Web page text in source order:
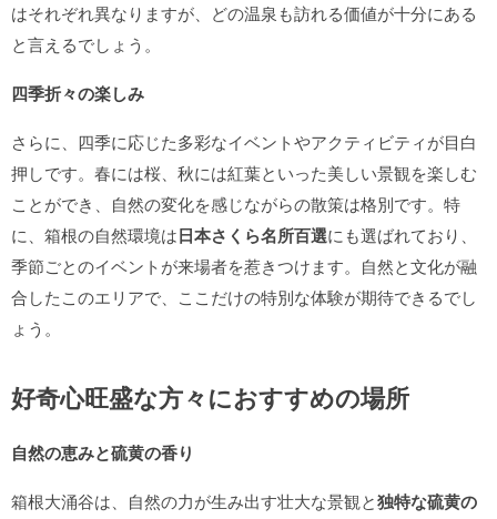
はそれぞれ異なりますが、どの温泉も訪れる価値が十分にある
と言えるでしょう。
四季折々の楽しみ
さらに、四季に応じた多彩なイベントやアクティビティが目白
押しです。春には桜、秋には紅葉といった美しい景観を楽しむ
ことができ、自然の変化を感じながらの散策は格別です。特
に、箱根の自然環境は日本さくら名所百選にも選ばれており、
季節ごとのイベントが来場者を惹きつけます。自然と文化が融
合したこのエリアで、ここだけの特別な体験が期待できるでし
ょう。
好奇心旺盛な方々におすすめの場所
自然の恵みと硫黄の香り
箱根大涌谷は、自然の力が生み出す壮大な景観と独特な硫黄の